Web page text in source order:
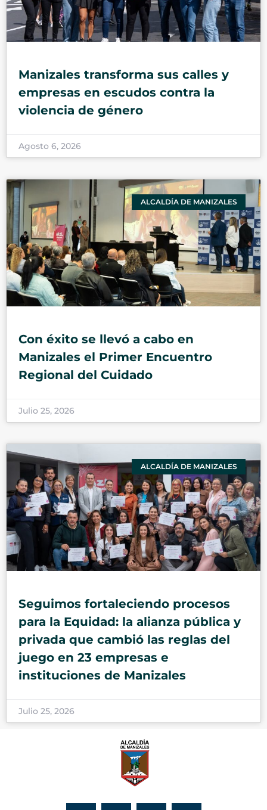
Manizales transforma sus calles y
empresas en escudos contra la
violencia de género
Agosto 6, 2026
ALCALDÍA DE MANIZALES
Con éxito se llevó a cabo en
Manizales el Primer Encuentro
Regional del Cuidado
Julio 25, 2026
ALCALDÍA DE MANIZALES
Seguimos fortaleciendo procesos
para la Equidad: la alianza pública y
privada que cambió las reglas del
juego en 23 empresas e
instituciones de Manizales
Julio 25, 2026